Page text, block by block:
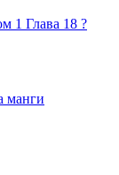
1 Глава 18 ?